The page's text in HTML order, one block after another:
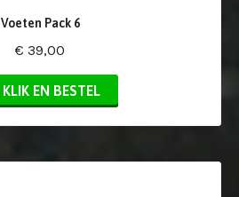
Voeten Pack 6
€ 39,00
KLIK EN BESTEL